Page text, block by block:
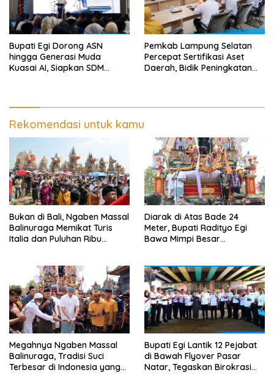
Bupati Egi Dorong ASN
hingga Generasi Muda
Kuasai AI, Siapkan SDM
Pemkab Lampung Selatan
Percepat Sertifikasi Aset
Daerah, Bidik Peningkatan
Rekomendasi untuk kamu
Bukan di Bali, Ngaben Massal
Balinuraga Memikat Turis
Italia dan Puluhan Ribu
Diarak di Atas Bade 24
Meter, Bupati Radityo Egi
Bawa Mimpi Besar
Megahnya Ngaben Massal
Balinuraga, Tradisi Suci
Terbesar di Indonesia yang
Bupati Egi Lantik 12 Pejabat
di Bawah Flyover Pasar
Natar, Tegaskan Birokrasi